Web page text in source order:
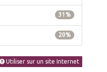
31%
20%
Utiliser sur un site Internet